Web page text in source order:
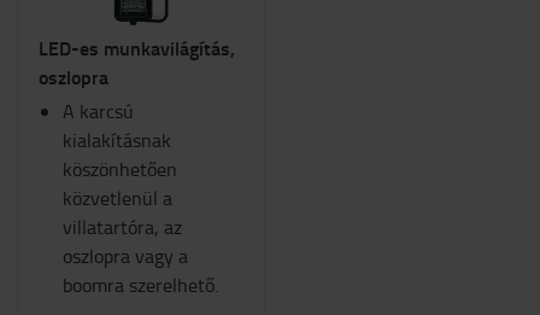
LED-es munkavilágítás,
oszlopra
A karcsú
kialakításnak
köszönhetően
közvetlenül a
villatartóra, az
oszlopra vagy a
boomra szerelhető.